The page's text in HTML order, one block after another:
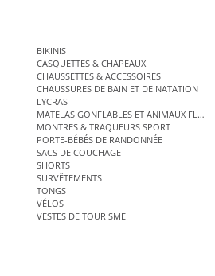
BIKINIS
CASQUETTES & CHAPEAUX
CHAUSSETTES & ACCESSOIRES
CHAUSSURES DE BAIN ET DE NATATION
LYCRAS
MATELAS GONFLABLES ET ANIMAUX
MONTRES & TRAQUEURS SPORT
PORTE-BÉBÉS DE RANDONNÉE
SACS DE COUCHAGE
SHORTS
SURVÊTEMENTS
TONGS
VÉLOS
VESTES DE TOURISME